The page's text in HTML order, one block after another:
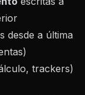
desde a última
trackers)